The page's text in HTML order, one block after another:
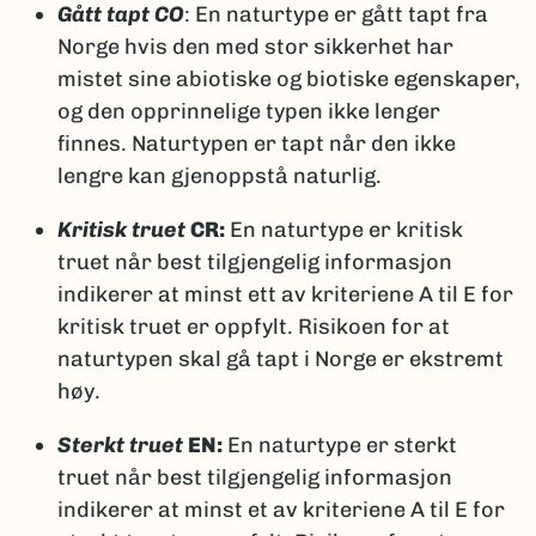
Gått tapt CO: En naturtype er gått tapt fra
Norge hvis den med stor sikkerhet har
mistet sine abiotiske og biotiske egenskaper,
og den opprinnelige typen ikke lenger
finnes. Naturtypen er tapt når den ikke
lengre kan gjenoppstå naturlig.
Kritisk truetCR: En naturtype er kritisk
truet når best tilgjengelig informasjon
indikerer at minst ett av kriteriene A til E for
kritisk truet er oppfylt. Risikoen for at
naturtypen skal gå tapt i Norge er ekstremt
høy.
Sterkt truet EN: En naturtype er sterkt
truet når best tilgjengelig informasjon
indikerer at minst et av kriteriene A til E for